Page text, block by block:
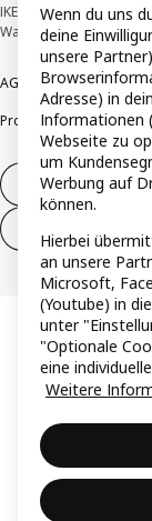
IKEA Deutschland
Wallau © Inter IKEA
AGB Barrierefreiheit
Produktrückrufe
Vertrag
Wenn du uns
deine
unsere
Adresse) in
Informationen
Webseite zu
um
Werbung auf
können.
Hierbei
an unsere
Microsoft,
(Youtube) in
unter
"Optionale
eine
Weitere